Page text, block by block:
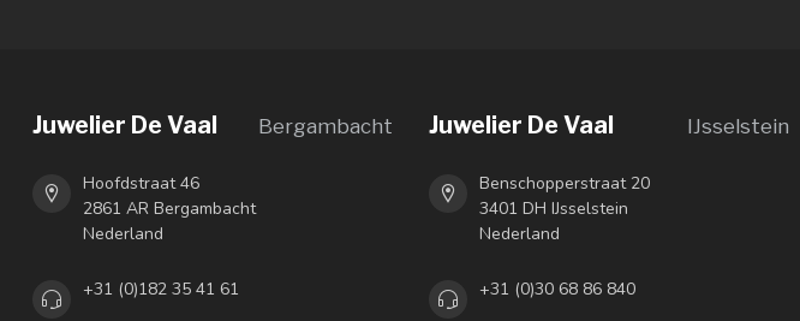
Juwelier De Vaal Bergambacht
Hoofdstraat 46
2861 AR Bergambacht
Nederland
+31 (0)182 35 41 61
Juwelier De Vaal IJsselstein
Benschopperstraat 20
3401 DH IJsselstein
Nederland
+31 (0)30 68 86 840